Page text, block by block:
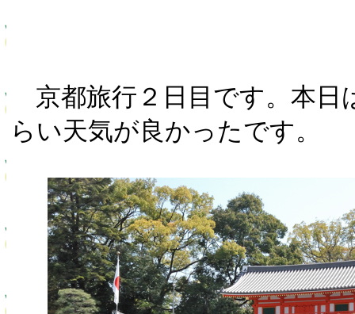
京都旅行２日目です。本日
らい天気が良かったです。